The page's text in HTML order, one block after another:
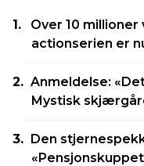
Over 10 millioner
actionserien er
Anmeldelse:
Mystisk
Den